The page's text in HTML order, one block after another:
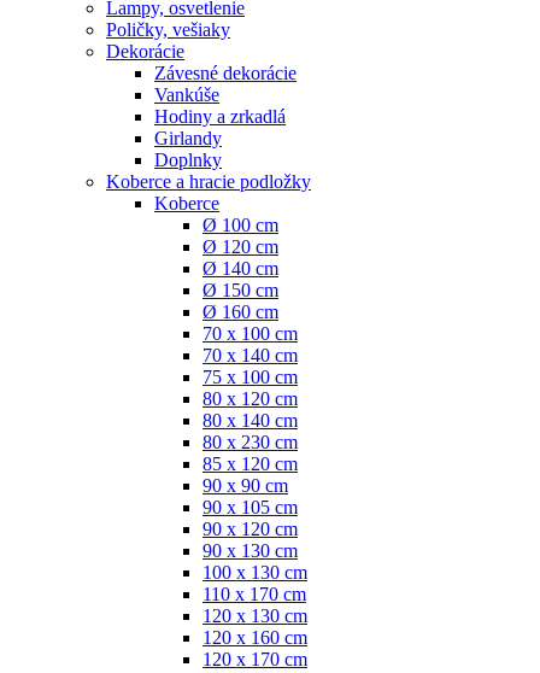
Lampy, osvetlenie
Poličky, vešiaky
Dekorácie
Závesné dekorácie
Vankúše
Hodiny a zrkadlá
Girlandy
Doplnky
Koberce a hracie podložky
Koberce
Ø 100 cm
Ø 120 cm
Ø 140 cm
Ø 150 cm
Ø 160 cm
70 x 100 cm
70 x 140 cm
75 x 100 cm
80 x 120 cm
80 x 140 cm
80 x 230 cm
85 x 120 cm
90 x 90 cm
90 x 105 cm
90 x 120 cm
90 x 130 cm
100 x 130 cm
110 x 170 cm
120 x 130 cm
120 x 160 cm
120 x 170 cm